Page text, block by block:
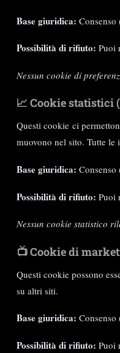
Base giuridica:
Possibilità di rifiuto: Puoi
Nessun cookie di
📈 Cookie statistici
Questi cookie ci
muovono nel sito. Tutte le
Base giuridica:
Possibilità di rifiuto: Puoi
Nessun cookie statistico
📺 Cookie di
Questi cookie possono
su altri siti.
Base giuridica:
Possibilità di rifiuto: Puoi